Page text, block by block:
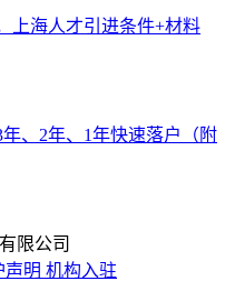
上海人才引进条件+材料
、2年、1年快速落户（附
限公司
声明 机构入驻